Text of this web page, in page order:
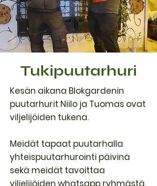
Tukipuutarhuri
Kesän aikana Blokgardenin
puutarhurit Niilo ja Tuomas ovat
viljelijöiden tukena.
Meidät tapaat puutarhalla
yhteispuutarhurointi päivinä
sekä meidät tavoittaa
viljelijöiden whatsapp ryhmästä.